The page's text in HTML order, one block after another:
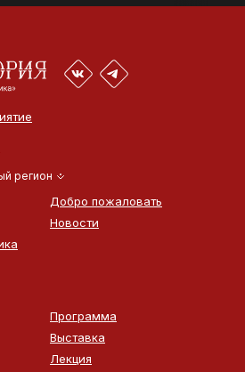
регион
Добро пожаловать
Новости
Программа
Выставка
Лекция